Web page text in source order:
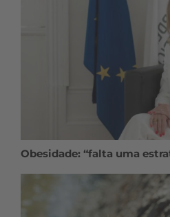
Obesidade: “falta uma